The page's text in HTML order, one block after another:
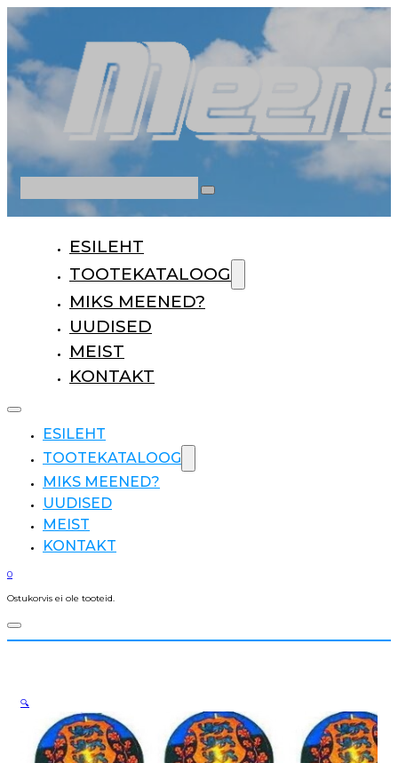
ESILEHT
TOOTEKATALOOG
MIKS MEENED?
UUDISED
MEIST
KONTAKT
ESILEHT
TOOTEKATALOOG
MIKS MEENED?
UUDISED
MEIST
KONTAKT
0
Ostukorvis ei ole tooteid.
🔍